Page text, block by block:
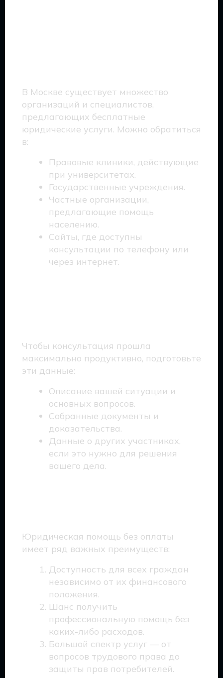
В Москве существует множество
организаций и специалистов,
предлагающих бесплатные
юридические услуги. Можно обратиться
в:
Правовые клиники, действующие
при университетах.
Государственные учреждения.
Частные организации,
предлагающие помощь
населению.
Сайты, где доступны
консультации по телефону или
через интернет.
Чтобы консультация прошла
максимально продуктивно, подготовьте
эти данные:
Описание вашей ситуации и
основных вопросов.
Собранные документы и
доказательства.
Данные о других участниках,
если это нужно для решения
вашего дела.
Юридическая помощь без оплаты
имеет ряд важных преимуществ:
Доступность для всех граждан
независимо от их финансового
положения.
Шанс получить
профессиональную помощь без
каких-либо расходов.
Большой спектр услуг — от
вопросов трудового права до
защиты прав потребителей.